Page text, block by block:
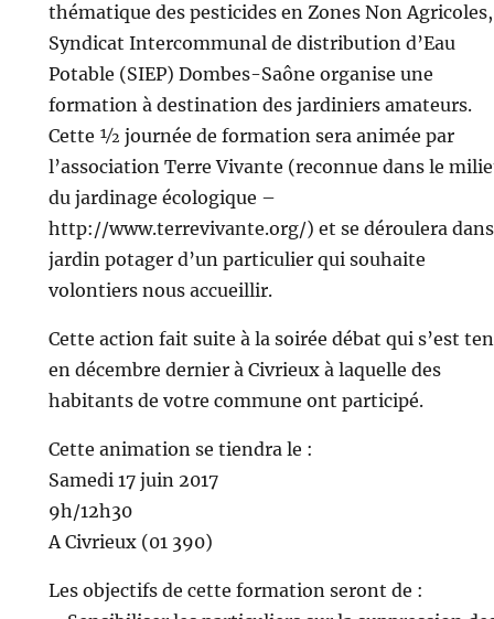
thématique des pesticides en Zones Non
Syndicat Intercommunal de distribution d’Eau
Potable (SIEP) Dombes-Saône organise une
formation à destination des jardiniers amateurs.
Cette ½ journée de formation sera animée par
l’association Terre Vivante (reconnue dans le
du jardinage écologique –
http://www.terrevivante.org/) et se déroulera
jardin potager d’un particulier qui souhaite
volontiers nous accueillir.
Cette action fait suite à la soirée débat qui s’est
en décembre dernier à Civrieux à laquelle des
habitants de votre commune ont participé.
Cette animation se tiendra le :
Samedi 17 juin 2017
9h/12h30
A Civrieux (01 390)
Les objectifs de cette formation seront de :